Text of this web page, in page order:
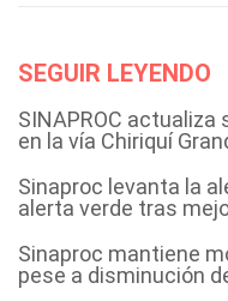
SEGUIR LEYENDO
SINAPROC
en la vía Chiriquí
Sinaproc levanta la
alerta verde tras
Sinaproc mantiene
pese a disminución